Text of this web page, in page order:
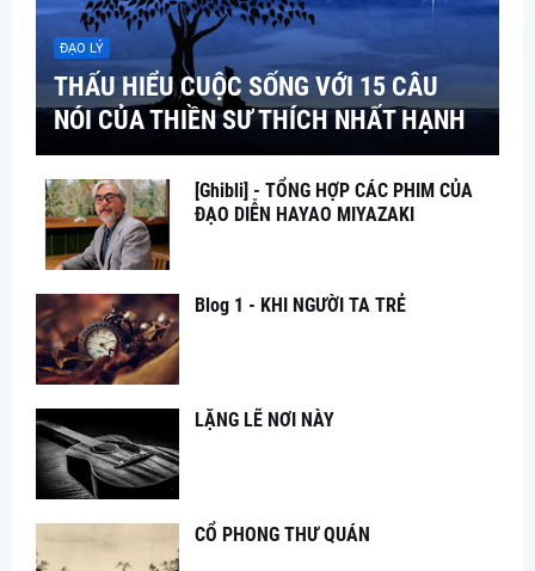
ĐẠO LÝ
THẤU HIỂU CUỘC SỐNG VỚI 15 CÂU
NÓI CỦA THIỀN SƯ THÍCH NHẤT HẠNH
[Ghibli] - TỔNG HỢP CÁC PHIM CỦA
ĐẠO DIỄN HAYAO MIYAZAKI
Blog 1 - KHI NGƯỜI TA TRẺ
LẶNG LẼ NƠI NÀY
CỔ PHONG THƯ QUÁN